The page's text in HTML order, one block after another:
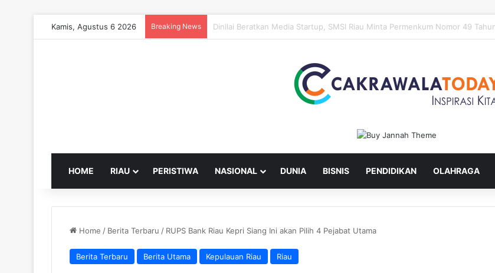
Kamis, Agustus 6 2026 Breaking News Wako Pekanbaru Lantik Sekda dan Enam Pejabat Eselon Lainnya
HOME RIAU PERISTIWA NASIONAL DUNIA BISNIS PENDIDIKAN OLAHRAGA
Home / Berita Terbaru / RUPS Bank Riau Kepri Siang Ini akan Pilih 4 Pejabat Utama
Berita Terbaru Berita Utama Kepulauan Riau Riau